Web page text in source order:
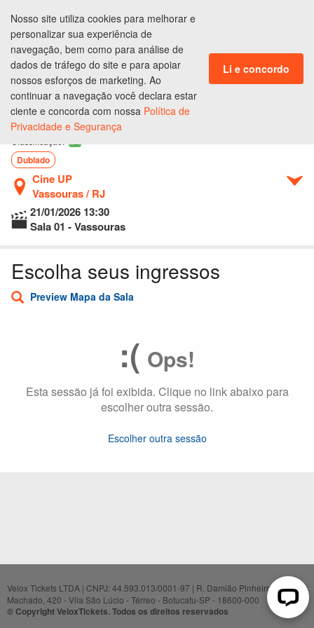
Ingressos Lugares Produtos
Bob Esponja - Em Busca da Calça Quadrada
Dublado
Cine UP
Vassouras / RJ
21/01/2026 13:30
Sala 01 - Vassouras
Escolha seus ingressos
Preview Mapa da Sala
:( Ops!
Esta sessão já foi exibida. Clique no link abaixo para
escolher outra sessão.
Escolher outra sessão
Velox Tickets LTDA | CNPJ: 44.593.013/0001-97 | R. Damião Pinheiro
Machado, 420 - Vila São Lúcio - Térreo - Botucatu-SP - 18600-000
© Copyright VeloxTickets. Todos os direitos reservados
Nosso site utiliza cookies para melhorar e
personalizar sua experiência de
navegação, bem como para análise de
dados de tráfego do site e para apoiar
nossos esforços de marketing. Ao
continuar a navegação você declara estar
ciente e concorda com nossa Política de
Privacidade e Segurança
Li e concordo